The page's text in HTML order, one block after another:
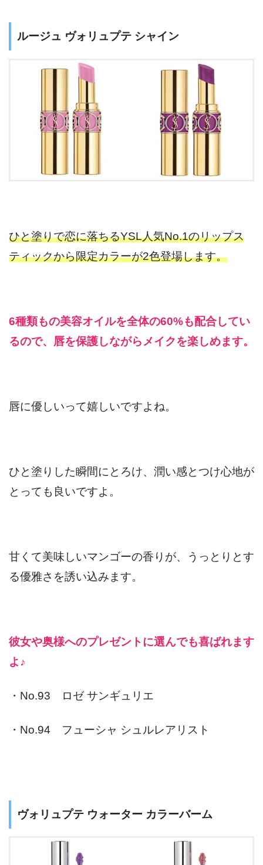
ルージュ ヴォリュプテ シャイン
ひと塗りで恋に落ちるYSL人気No.1のリップス
ティックから限定カラーが2色登場します。
6種類もの美容オイルを全体の60%も配合してい
るので、唇を保護しながらメイクを楽しめます。
唇に優しいって嬉しいですよね。
ひと塗りした瞬間にとろけ、潤い感とつけ心地が
とっても良いですよ。
甘くて美味しいマンゴーの香りが、うっとりとす
る優雅さを誘い込みます。
彼女や奥様へのプレゼントに選んでも喜ばれます
よ♪
・No.93 ロゼ サンギュリエ
・No.94 フューシャ シュルレアリスト
ヴォリュプテ ウォーター カラーバーム